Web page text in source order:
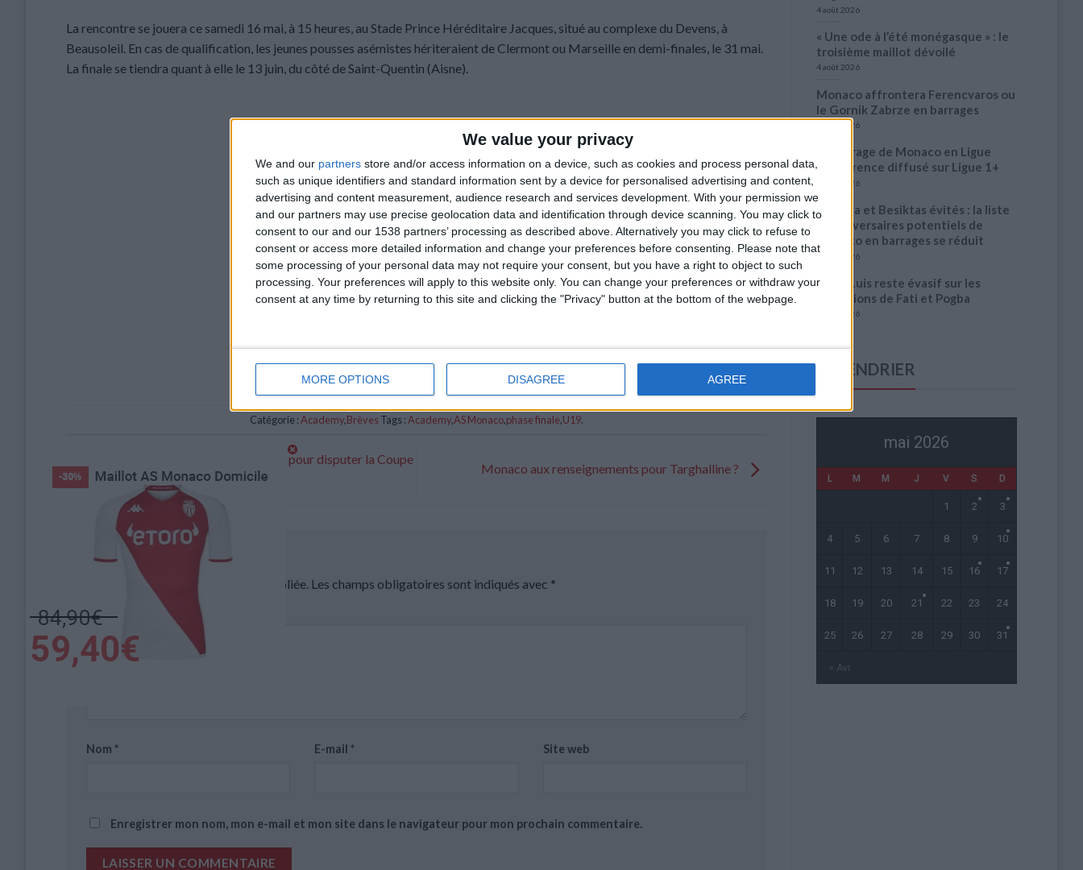
We value your privacy
We and our partners store and/or access information on a device, such as cookies and process personal data,
such as unique identifiers and standard information sent by a device for personalised advertising and content,
advertising and content measurement, audience research and services development. With your permission we
and our partners may use precise geolocation data and identification through device scanning. You may click to
consent to our and our 1538 partners’ processing as described above. Alternatively you may click to refuse to
consent or access more detailed information and change your preferences before consenting.
Please note that
some processing of your personal data may not require your consent, but you have a right to object to such
processing. Your preferences will apply to this website only. You can change your preferences or withdraw your
consent at any time by returning to this site and clicking the "Privacy" button at the bottom of the webpage.
MORE OPTIONS DISAGREE AGREE
La rencontre se jouera ce samedi 16 mai, à 15 heures, au Stade Prince Héréditaire Jacques, situé au complexe du Devens, à
Beausoleil. En cas de qualification, les jeunes pousses asémistes hériteraient de Clermont ou Marseille en demi-finales, le 31 mai.
La finale se tiendra quant à elle le 13 juin, du côté de Saint-Quentin (Aisne).
Catégorie :Academy,BrèvesTags :Academy,AS Monaco,phase finale,U19.
Akliouche en « position favorable » pour disputer la Coupe
du monde
Monaco aux renseignements pour Targhalline ?
Laisser un commentaire
Votre adresse e-mail ne sera pas publiée. Les champs obligatoires sont indiqués avec *
Commentaire*
Nom * E-mail* Site web
Enregistrer mon nom, mon e-mail et mon site dans le navigateur pour mon prochain commentaire.
4 août 2026
« Une ode à l’été monégasque » : le
troisième maillot dévoilé
4 août 2026
Monaco affrontera Ferencvaros ou
le Gornik Zabrze en barrages
3 août 2026
Le barrage de Monaco en Ligue
Conférence diffusé sur Ligue 1+
3 août 2026
Benfica et Besiktas évités : la liste
des adversaires potentiels de
Monaco en barrages se réduit
3 août 2026
Filipe Luis reste évasif sur les
conditions de Fati et Pogba
1 août 2026
CALENDRIER
mai 2026
L M M J V S D
« Avr
1 2 3
4 5 6 7 8 9 10
11 12 13 14 15 16 17
18 19 20 21 22 23 24
25 26 27 28 29 30 31